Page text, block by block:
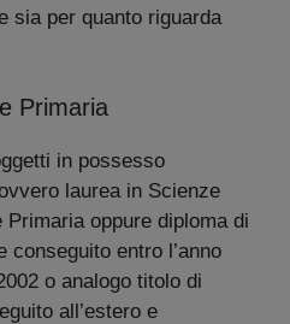
sia per quanto riguarda
Primaria
in possesso
laurea in Scienze
Primaria oppure diploma di
conseguito entro l’anno
o analogo titolo di
all’estero e